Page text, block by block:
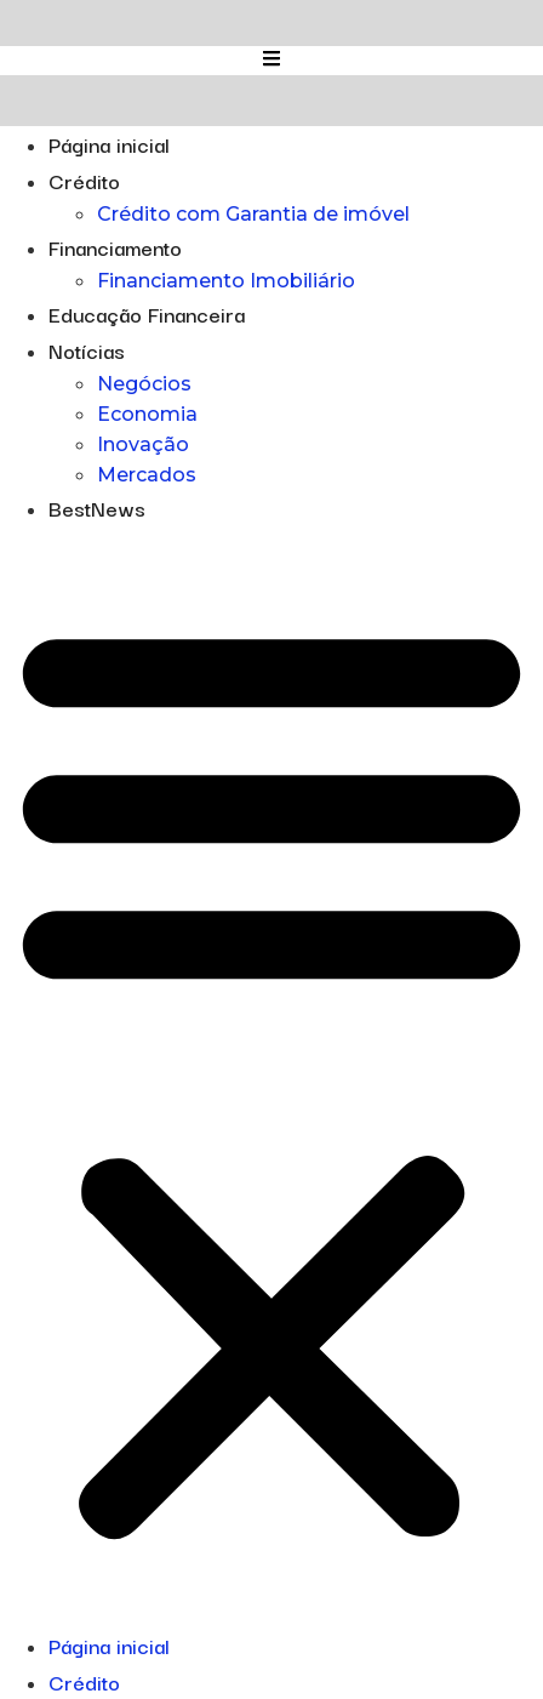
para
o
Página inicial
Crédito
Crédito com Garantia de imóvel
Financiamento
Financiamento Imobiliário
Educação Financeira
Notícias
Negócios
Economia
Inovação
Mercados
BestNews
Página inicial
Crédito